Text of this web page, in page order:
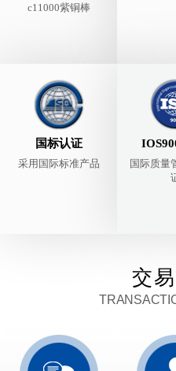
c11000紫铜棒
国标认证
采用国际标准产品
国际质量
交